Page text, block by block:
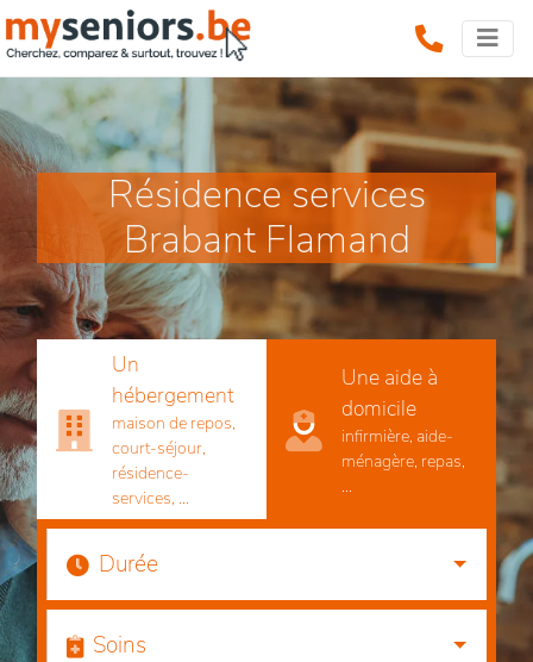
Résidence services
Brabant Flamand
Un
hébergement
maison de repos,
court-séjour,
résidence-
services, ...
Une aide à
domicile
infirmière, aide-
ménagère, repas,
...
Durée
Soins